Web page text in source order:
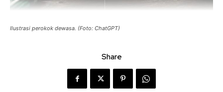
Ilustrasi perokok dewasa. (Foto: ChatGPT)
Share